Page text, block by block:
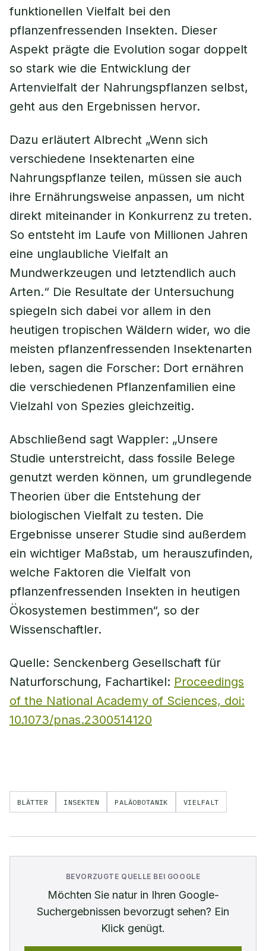
funktionellen Vielfalt bei den
pflanzenfressenden Insekten. Dieser
Aspekt prägte die Evolution sogar doppelt
so stark wie die Entwicklung der
Artenvielfalt der Nahrungspflanzen selbst,
geht aus den Ergebnissen hervor.
Dazu erläutert Albrecht „Wenn sich
verschiedene Insektenarten eine
Nahrungspflanze teilen, müssen sie auch
ihre Ernährungsweise anpassen, um nicht
direkt miteinander in Konkurrenz zu treten.
So entsteht im Laufe von Millionen Jahren
eine unglaubliche Vielfalt an
Mundwerkzeugen und letztendlich auch
Arten.“ Die Resultate der Untersuchung
spiegeln sich dabei vor allem in den
heutigen tropischen Wäldern wider, wo die
meisten pflanzenfressenden Insektenarten
leben, sagen die Forscher: Dort ernähren
die verschiedenen Pflanzenfamilien eine
Vielzahl von Spezies gleichzeitig.
Abschließend sagt Wappler: „Unsere
Studie unterstreicht, dass fossile Belege
genutzt werden können, um grundlegende
Theorien über die Entstehung der
biologischen Vielfalt zu testen. Die
Ergebnisse unserer Studie sind außerdem
ein wichtiger Maßstab, um herauszufinden,
welche Faktoren die Vielfalt von
pflanzenfressenden Insekten in heutigen
Ökosystemen bestimmen“, so der
Wissenschaftler.
Quelle: Senckenberg Gesellschaft für
Naturforschung, Fachartikel: Proceedings
of the National Academy of Sciences, doi:
10.1073/pnas.2300514120
BLÄTTER INSEKTEN PALÄOBOTANIK VIELFALT
BEVORZUGTE QUELLE BEI GOOGLE
Möchten Sie naturin Ihren Google-
Suchergebnissen bevorzugt sehen? Ein
Klick genügt.